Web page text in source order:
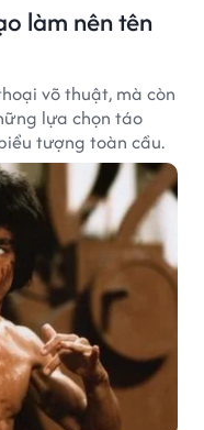
làm nên tên
võ thuật, mà còn
lựa chọn táo
tượng toàn cầu.